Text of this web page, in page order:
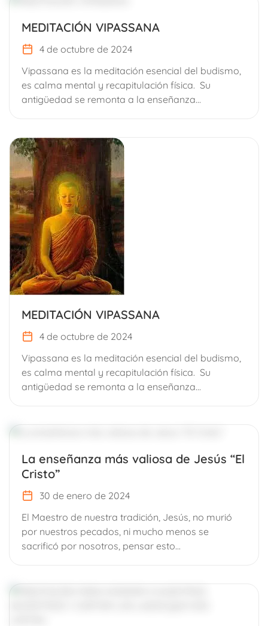
MEDITACIÓN VIPASSANA
4 de octubre de 2024
Vipassana es la meditación esencial del budismo,
es calma mental y recapitulación física. Su
antigüedad se remonta a la enseñanza...
MEDITACIÓN VIPASSANA
4 de octubre de 2024
Vipassana es la meditación esencial del budismo,
es calma mental y recapitulación física. Su
antigüedad se remonta a la enseñanza...
La enseñanza más valiosa de Jesús “El
Cristo”
30 de enero de 2024
El Maestro de nuestra tradición, Jesús, no murió
por nuestros pecados, ni mucho menos se
sacrificó por nosotros, pensar esto...